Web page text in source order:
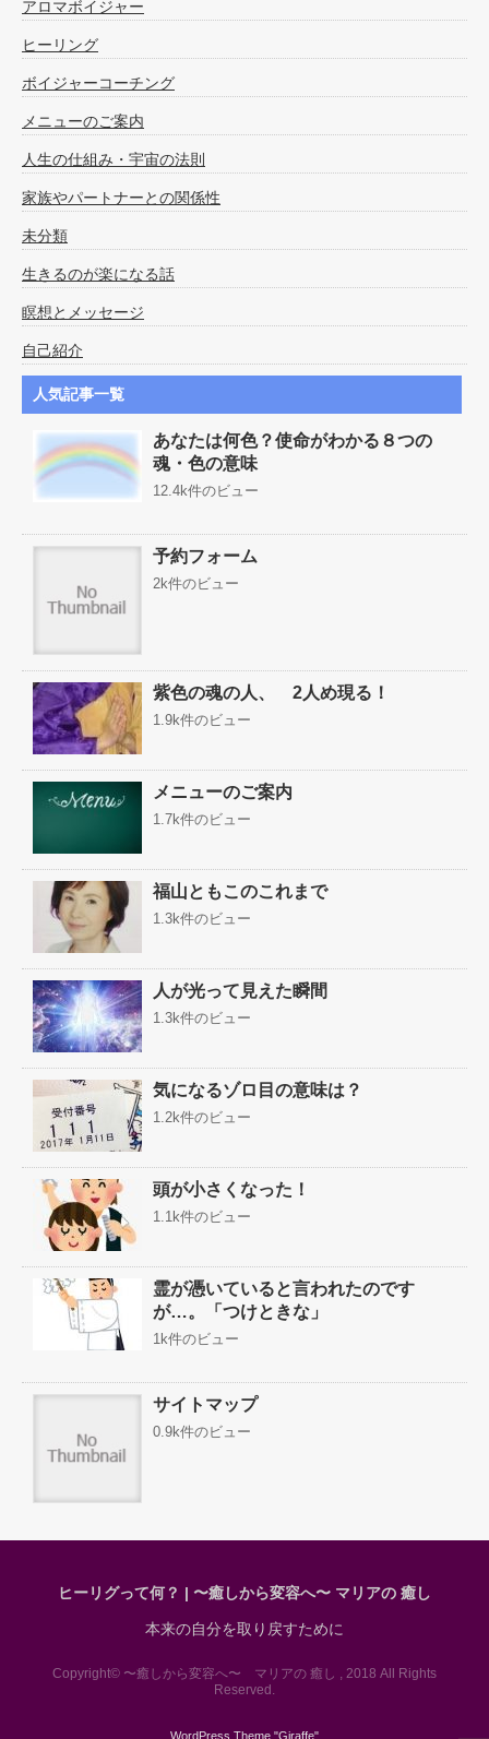
アロマボイジャー
ヒーリング
ボイジャーコーチング
メニューのご案内
人生の仕組み・宇宙の法則
家族やパートナーとの関係性
未分類
生きるのが楽になる話
瞑想とメッセージ
自己紹介
人気記事一覧
あなたは何色？使命がわかる８つの
魂・色の意味
12.4k件のビュー
予約フォーム
2k件のビュー
紫色の魂の人、 2人め現る！
1.9k件のビュー
メニューのご案内
1.7k件のビュー
福山ともこのこれまで
1.3k件のビュー
人が光って見えた瞬間
1.3k件のビュー
気になるゾロ目の意味は？
1.2k件のビュー
頭が小さくなった！
1.1k件のビュー
霊が憑いていると言われたのです
が…。「つけときな」
1k件のビュー
サイトマップ
0.9k件のビュー
ヒーリグって何？ | 〜癒しから変容へ〜 マリアの 癒し
本来の自分を取り戻すために
Copyright© 〜癒しから変容へ〜 マリアの 癒し , 2018 All Rights
Reserved.
WordPress Theme "Giraffe"